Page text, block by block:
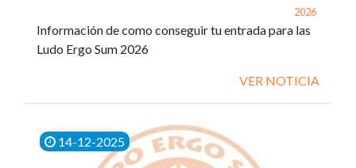
2026
Información de como conseguir tu entrada para las
Ludo Ergo Sum 2026
VER NOTICIA
14-12-2025